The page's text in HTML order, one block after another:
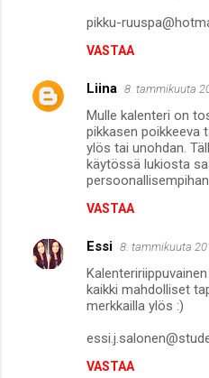
pikku-
VASTAA
Liina 8. tammikuuta
Mulle kalenteri on
pikkasen poikkeeva
ylös tai unohdan.
käytössä lukiosta
VASTAA
Essi 8. tammikuuta
kaikki mahdolliset
merkkailla ylös :)
VASTAA